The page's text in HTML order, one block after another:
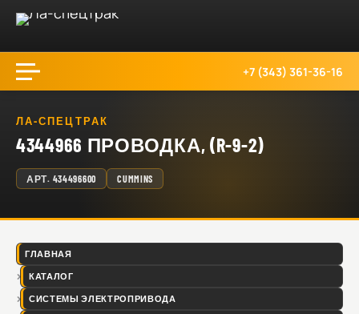
+7 (343) 361-36-16
ЛА-СПЕЦТРАК
4344966 ПРОВОДКА, (R-9-2)
АРТ. 434496600 CUMMINS
ГЛАВНАЯ
КАТАЛОГ
СИСТЕМЫ ЭЛЕКТРОПРИВОДА